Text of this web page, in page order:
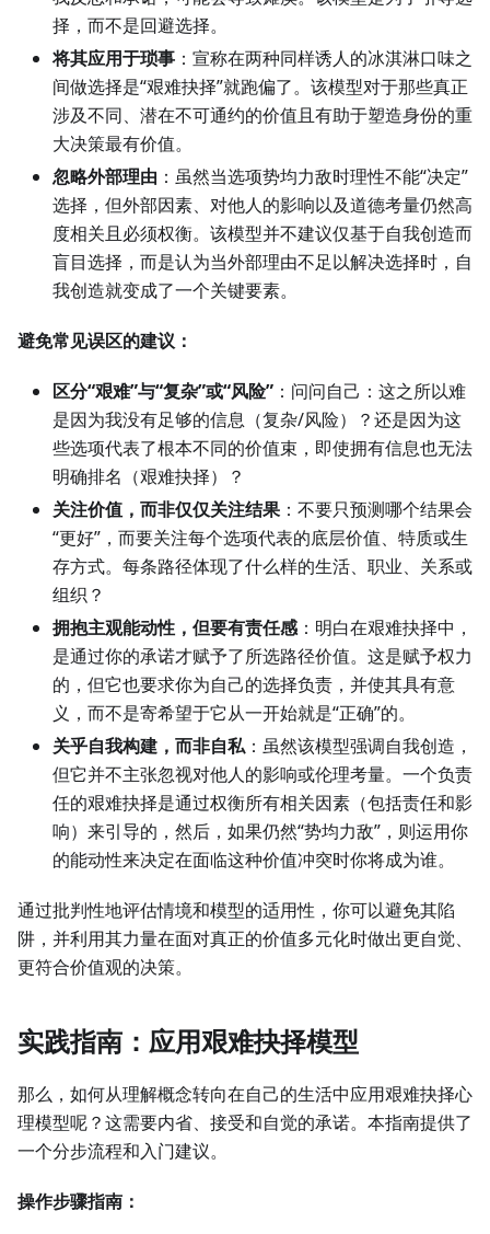
择，而不是回避选择。
将其应用于琐事 ：宣称在两种同样诱人的冰淇淋口味之
间做选择是“艰难抉择”就跑偏了。该模型对于那些真正
涉及不同、潜在不可通约的价值且有助于塑造身份的重
大决策最有价值。
忽略外部理由 ：虽然当选项势均力敌时理性不能“决定”
选择，但外部因素、对他人的影响以及道德考量仍然高
度相关且必须权衡。该模型并不建议仅基于自我创造而
盲目选择，而是认为当外部理由不足以解决选择时，自
我创造就变成了一个关键要素。
避免常见误区的建议：
区分“艰难”与“复杂”或“风险” ：问问自己：这之所以难
是因为我没有足够的信息（复杂/风险）？还是因为这
些选项代表了根本不同的价值束，即使拥有信息也无法
明确排名（艰难抉择）？
关注价值，而非仅仅关注结果 ：不要只预测哪个结果会
“更好”，而要关注每个选项代表的底层价值、特质或生
存方式。每条路径体现了什么样的生活、职业、关系或
组织？
拥抱主观能动性，但要有责任感：明白在艰难抉择中，
是通过你的承诺才赋予了所选路径价值。这是赋予权力
的，但它也要求你为自己的选择负责，并使其具有意
义，而不是寄希望于它从一开始就是“正确”的。
关乎自我构建，而非自私：虽然该模型强调自我创造，
但它并不主张忽视对他人的影响或伦理考量。一个负责
任的艰难抉择是通过权衡所有相关因素（包括责任和影
响）来引导的，然后，如果仍然“势均力敌”，则运用你
的能动性来决定在面临这种价值冲突时你将成为谁。
通过批判性地评估情境和模型的适用性，你可以避免其陷
阱，并利用其力量在面对真正的价值多元化时做出更自觉、
更符合价值观的决策。
实践指南：应用艰难抉择模型
那么，如何从理解概念转向在自己的生活中应用艰难抉择心
理模型呢？这需要内省、接受和自觉的承诺。本指南提供了
一个分步流程和入门建议。
操作步骤指南：